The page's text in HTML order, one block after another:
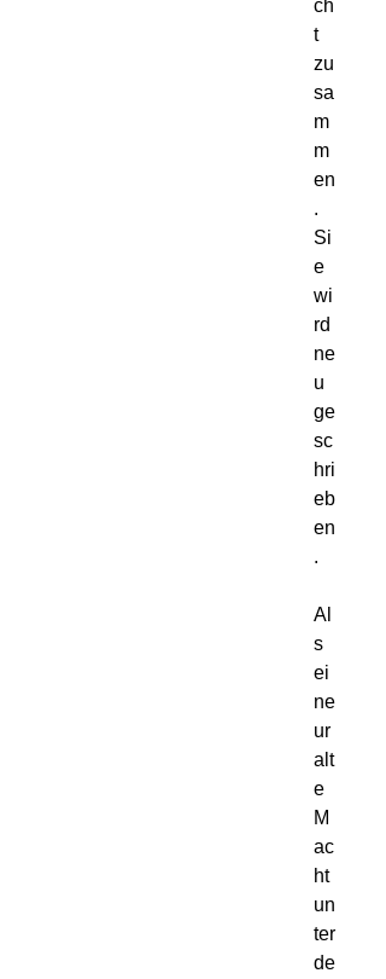
ch
t
zu
sa
m
m
en
.
Si
e
wi
rd
ne
u
ge
sc
hri
eb
en
.
Al
s
ei
ne
ur
alt
e
M
ac
ht
un
ter
de